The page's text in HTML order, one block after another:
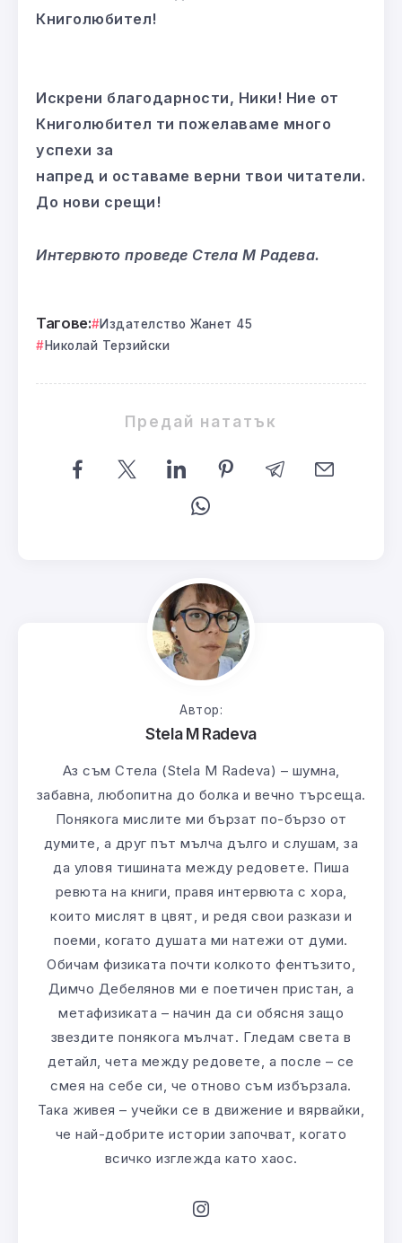
Книголюбител!
Искрени благодарности, Ники! Ние от
Книголюбител ти пожелаваме много
успехи за
напред и оставаме верни твои читатели.
До нови срещи!
Интервюто проведе Стела М Радева.
Тагове:
Издателство Жанет 45
Николай Терзийски
Предай нататък
Автор:
Stela M Radeva
Аз съм Стела (Stela M Radeva) – шумна,
забавна, любопитна до болка и вечно търсеща.
Понякога мислите ми бързат по-бързо от
думите, а друг път мълча дълго и слушам, за
да уловя тишината между редовете. Пиша
ревюта на книги, правя интервюта с хора,
които мислят в цвят, и редя свои разкази и
поеми, когато душата ми натежи от думи.
Обичам физиката почти колкото фентъзито,
Димчо Дебелянов ми е поетичен пристан, а
метафизиката – начин да си обясня защо
звездите понякога мълчат. Гледам света в
детайл, чета между редовете, а после – се
смея на себе си, че отново съм избързала.
Така живея – учейки се в движение и вярвайки,
че най-добрите истории започват, когато
всичко изглежда като хаос.